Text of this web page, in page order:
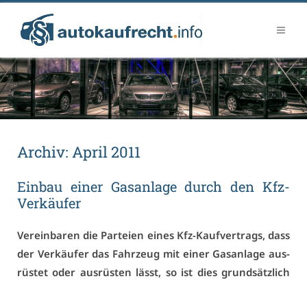
Ar­chiv: April 2011
Ein­bau ei­ner Gas­an­la­ge durch den Kfz-
Ver­käu­fer
Ver­ein­ba­ren die Par­tei­en ei­nes Kfz-Kauf­ver­trags, dass
der Ver­käu­fer das Fahr­zeug mit ei­ner Gas­an­la­ge aus­
rüs­tet oder aus­rüs­ten lässt, so ist dies grund­sätz­lich